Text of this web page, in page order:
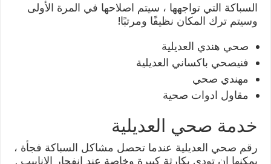
السباكة التي تواجهها ، سيتم اصلاحها في المرة الأولى
وسيتم ترك المكان نظيفًا ومرتبًا!
صحي هندي العديلية
فنيصحي باكساني العديلية
مهندي صحي
مقاول ادوات صحية
خدمة صحي العديلية
رقم صحي العديلية عندما تحصل مشاكل السباكة فجأة ،
يمكنها ان تودي بكارثة كبيرة وخاصة عند انفجار الانابيب .